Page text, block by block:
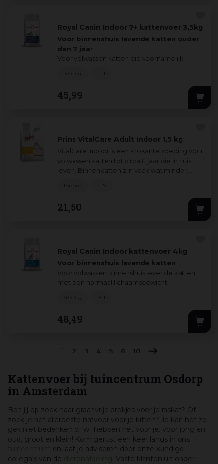
Royal Canin Indoor 7+ kattenvoer 3,5kg
Voor binnenshuis levende katten ouder
dan 7 jaar
Voor volwassen katten die voornamelijk
45,99
400 g + 1
Prins VitalCare Adult Indoor 1,5 kg
VitalCare Indoor is een krokante voeding voor
volwassen katten tot circa 8 jaar die in huis
leven. Binnenkatten zijn vaak wat minder
21,50
Indoor + 7
Royal Canin Indoor kattenvoer 4kg
Voor binnenshuis levende katten
Voor volwassen binnenshuis levende katten
met een normaal lichaamsgewicht
belangrijkste kenmerk
48,49
400 g + 1
2 3 4 5 6 10
Kattenvoer bij tuincentrum Osdorp
in Amsterdam
Ben jij op zoek naar graanvrije brokjes voor je raskat? Of
zoek je het allerbeste natvoer voor je kitten? Je kan het zo
gek niet bedenken of wij hebben het voor je. Voor jong en
oud, groot en klein! Kom gerust een keer langs in ons
en laat je adviseren door onze kundige
collega's van de
. Vaste klanten uit onder